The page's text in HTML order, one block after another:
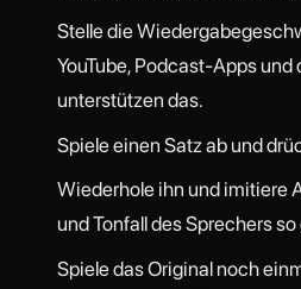
Stelle die
YouTube, Podcast-Apps
unterstützen das.
Spiele einen Satz ab und
Wiederhole ihn und imitiere
und Tonfall des Sprechers
Spiele das Original noch